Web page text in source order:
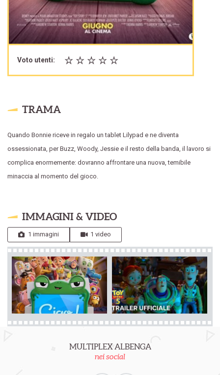
Voto utenti:
TRAMA
Quando Bonnie riceve in regalo un tablet Lilypad e ne diventa
ossessionata, per Buzz, Woody, Jessie e il resto della banda, il lavoro si
complica enormemente: dovranno affrontare una nuova, temibile
minaccia al momento del gioco.
IMMAGINI & VIDEO
1 immagini 1 video
MULTIPLEX ALBENGA
nei social